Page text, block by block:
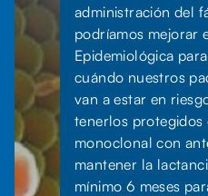
administración del
podríamos mejorar
Epidemiológica
cuándo nuestros
van a estar en
tenerlos
monoclonal con
mantener la
mínimo 6 meses